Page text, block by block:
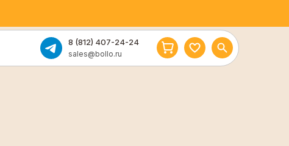
8 (812) 407-24-24
sales@bollo.ru